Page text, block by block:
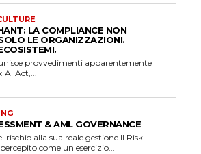
LA COMPLIANCE NON
LE ORGANIZZAZIONI.
provvedimenti apparentemente
AI Act,...
& AML GOVERNANCE
alla sua reale gestione Il Risk
come un esercizio...